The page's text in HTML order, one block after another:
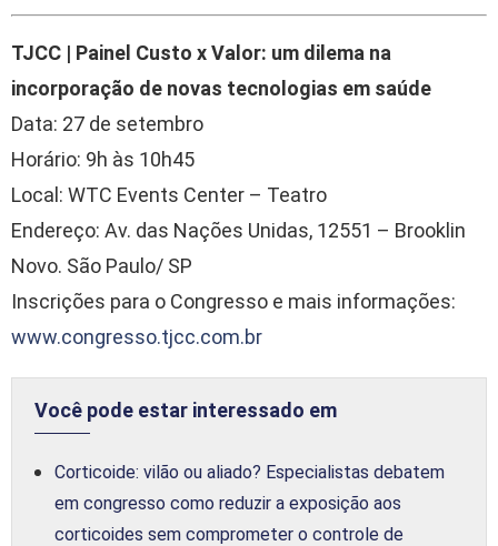
TJCC | Painel Custo x Valor: um dilema na
incorporação de novas tecnologias em saúde
Data: 27 de setembro
Horário: 9h às 10h45
Local: WTC Events Center – Teatro
Endereço: Av. das Nações Unidas, 12551 – Brooklin
Novo. São Paulo/ SP
Inscrições para o Congresso e mais informações:
www.congresso.tjcc.com.br
Você pode estar interessado em
Corticoide: vilão ou aliado? Especialistas debatem
em congresso como reduzir a exposição aos
corticoides sem comprometer o controle de